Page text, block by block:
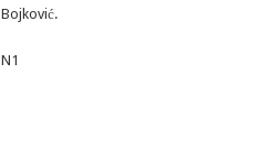
Bojković.
N1